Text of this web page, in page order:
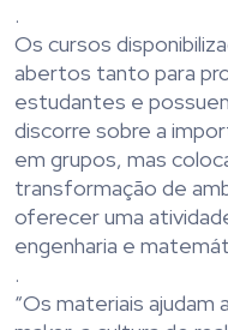
.
Os cursos
abertos tanto para
estudantes e
discorre sobre a
em grupos, mas
transformação de
oferecer uma
engenharia e
.
“Os materiais ajudam